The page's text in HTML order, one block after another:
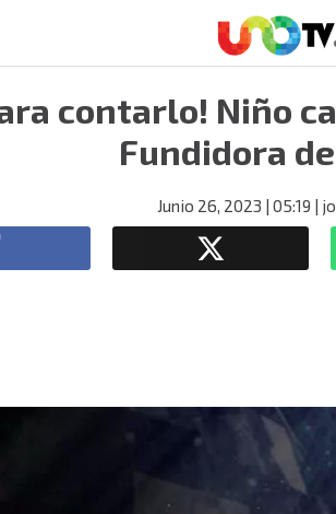
contarlo! Niño
Fundidora
Junio 26, 2023 | 05:19 |